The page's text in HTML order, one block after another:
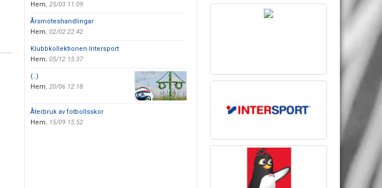
Hem, 25/03 11:09
Årsmöteshandlingar
Hem, 02/02 22:42
Klubbkollektionen Intersport
Hem, 05/12 15:37
(..)
Hem, 20/06 12:18
Återbruk av fotbollsskor
Hem, 15/09 15:52